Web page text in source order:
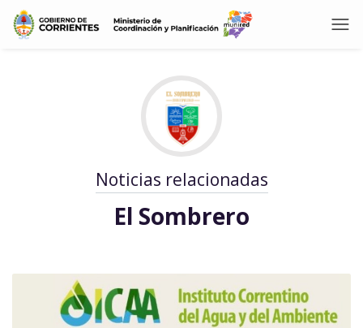
Noticias relacionadas
El Sombrero